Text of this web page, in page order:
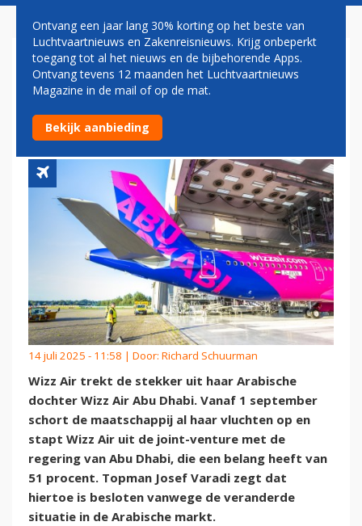
WIZZ AIR TREKT STEKKER UIT
ARABISCHE
DOCHTERMAATSCHAPPIJ
14 juli 2025 - 11:58 | Door: Richard Schuurman
Wizz Air trekt de stekker uit haar Arabische
dochter Wizz Air Abu Dhabi. Vanaf 1 september
schort de maatschappij al haar vluchten op en
stapt Wizz Air uit de joint-venture met de
regering van Abu Dhabi, die een belang heeft van
51 procent. Topman Josef Varadi zegt dat
hiertoe is besloten vanwege de veranderde
situatie in de Arabische markt.
Ontvang een jaar lang 30% korting op het beste van
Luchtvaartnieuws en Zakenreisnieuws. Krijg onbeperkt
toegang tot al het nieuws en de bijbehorende Apps.
Ontvang tevens 12 maanden het Luchtvaartnieuws
Magazine in de mail of op de mat.
Bekijk aanbieding